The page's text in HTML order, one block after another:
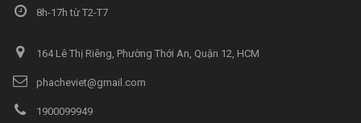
8h-17h từ T2-T7
164 Lê Thị Riêng, Phường Thới An, Quận 12, HCM
phacheviet@gmail.com
1900099949